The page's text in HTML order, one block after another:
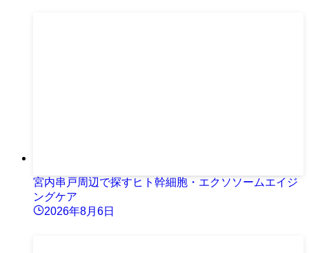
宮内串戸周辺で探すヒト幹細胞・エクソソームエイジ
ングケア
2026年8月6日